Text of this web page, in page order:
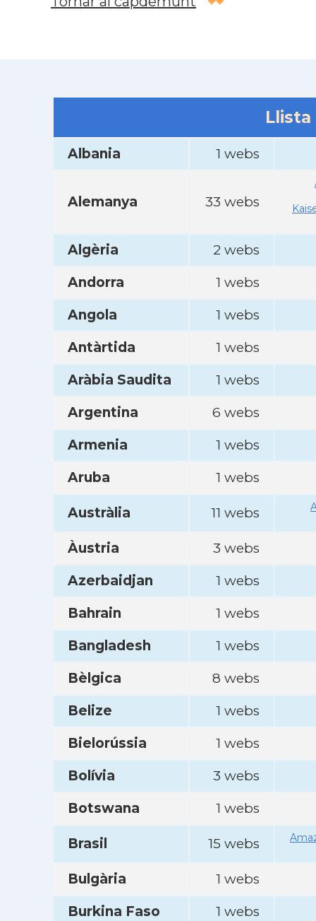
Albania 1 webs
Alemanya 33 webs
Algèria
2 webs
Andorra
1 webs
Angola
1 webs
Antàrtida
1 webs
Aràbia Saudita
1 webs
Argentina
6 webs
Armenia
1 webs
Aruba
1 webs
Austràlia 11 webs
Àustria
3 webs
Azerbaidjan
1 webs
Bahrain
1 webs
Bangladesh
1 webs
Bèlgica
8 webs
Belize
1 webs
Bielorússia
1 webs
Bolívia
3 webs
Botswana
1 webs
Brasil 15 webs
Bulgària
1 webs
Burkina Faso
1 webs